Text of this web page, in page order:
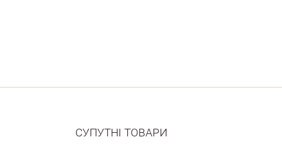
СУПУТНІ ТОВАРИ